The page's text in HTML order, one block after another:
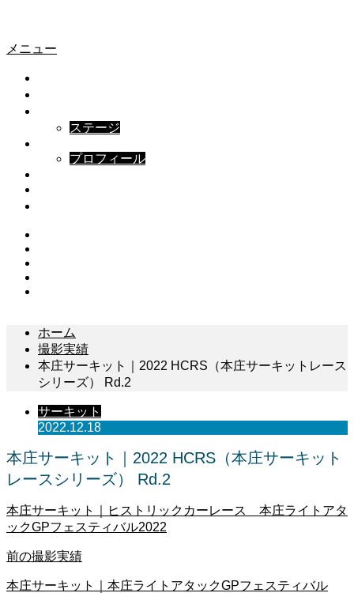
メニュー
ステージ
プロフィール
ホーム
撮影実績
本庄サーキット｜2022 HCRS（本庄サーキットレース
シリーズ） Rd.2
サーキット
2022.12.18
本庄サーキット｜2022 HCRS（本庄サーキット
レースシリーズ） Rd.2
本庄サーキット｜ヒストリックカーレース 本庄ライトアタ
ックGPフェスティバル2022
前の撮影実績
本庄サーキット｜本庄ライトアタックGPフェスティバル